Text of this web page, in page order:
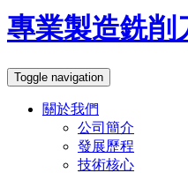
專業製造銑削
Toggle navigation
關於我們
公司簡介
發展歷程
技術核心